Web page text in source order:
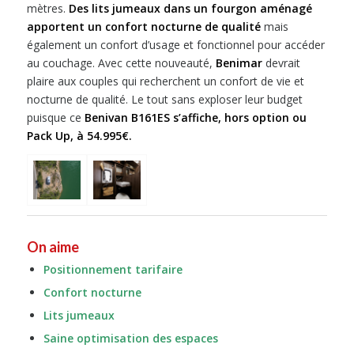
mètres. Des lits jumeaux dans un fourgon aménagé
apportent un confort nocturne de qualitémais
également un confort d’usage et fonctionnel pour accéder
au couchage. Avec cette nouveauté, Benimardevrait
plaire aux couples qui recherchent un confort de vie et
nocturne de qualité. Le tout sans exploser leur budget
puisque ce Benivan B161ES s’affiche, hors option ou
Pack Up, à 54.995€.
On aime
Positionnement tarifaire
Confort nocturne
Lits jumeaux
Saine optimisation des espaces